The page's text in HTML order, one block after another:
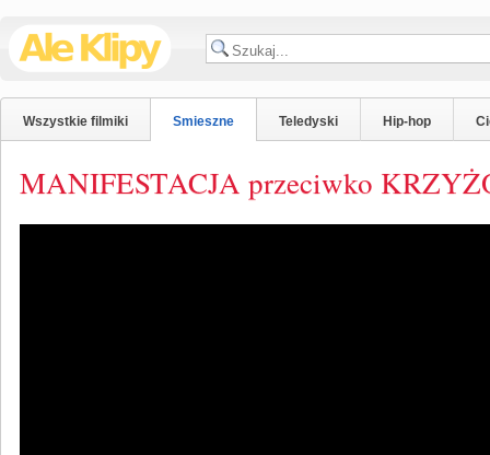
Wszystkie filmiki Smieszne Teledyski Hip-hop
MANIFESTACJA przeciwko